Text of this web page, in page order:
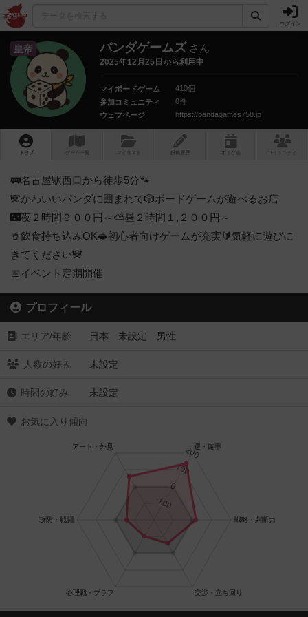
ログイン
皇帝 パンダゲームズ さん
2025年12月25日から利用中
マイボードゲーム
410個
参加コミュニティ
0件
ウェブページ
https://pandagames758.jp
トップ ゲーム一覧 マイリスト 投稿履歴 ボ ドゲ コミュニティ
🚃名古屋駅西口から徒歩5分🐾
🐼かわいいパンダに囲まれて🎲ボードゲームが遊べるお店
🌃夜２時間９００円～⛅昼２時間１,２００円～
🥤飲食持ち込みOK🥪初心者向けゲームが充実🔰気軽に遊びに
きてください🐼
📅イベント定期開催
プロフィール
エリア/年齡 日本 未設定 男性
人数の好み 未設定
時間の好み 未設定
お気に入り傾向